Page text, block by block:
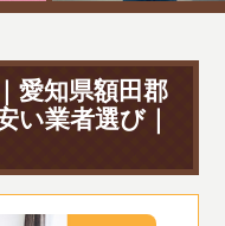
愛知県額田郡
い業者選び｜